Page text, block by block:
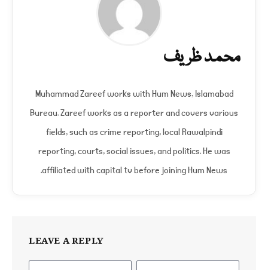
محمد ظریف
Muhammad Zareef works with Hum News, Islamabad
Bureau. Zareef works as a reporter and covers various
fields, such as crime reporting, local Rawalpindi
reporting, courts, social issues, and politics. He was
affiliated with capital tv before joining Hum News.
LEAVE A REPLY